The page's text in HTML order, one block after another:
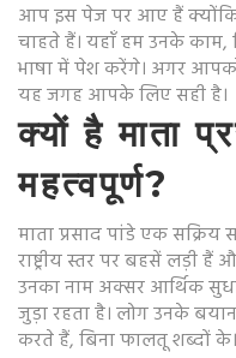
आप इस पेज पर आए हैं क्योंकि
चाहते हैं। यहाँ हम उनके
भाषा में पेश करेंगे। अगर
यह जगह आपके लिए सही है।
क्यों है माता
महत्वपूर्ण?
माता प्रसाद पांडे एक सक्रिय
राष्ट्रीय स्तर पर बहसें लड़ी
उनका नाम अक्सर आर्थिक
जुड़ा रहता है। लोग उनके
करते हैं, बिना फालतू शब्दों के।